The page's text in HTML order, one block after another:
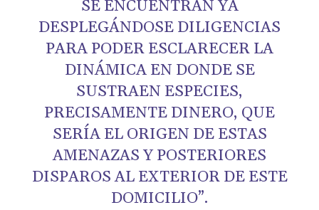
SE ENCUENTRAN YA
DESPLEGÁNDOSE DILIGENCIAS
PARA PODER ESCLARECER LA
DINÁMICA EN DONDE SE
SUSTRAEN ESPECIES,
PRECISAMENTE DINERO, QUE
SERÍA EL ORIGEN DE ESTAS
AMENAZAS Y POSTERIORES
DISPAROS AL EXTERIOR DE ESTE
DOMICILIO”.